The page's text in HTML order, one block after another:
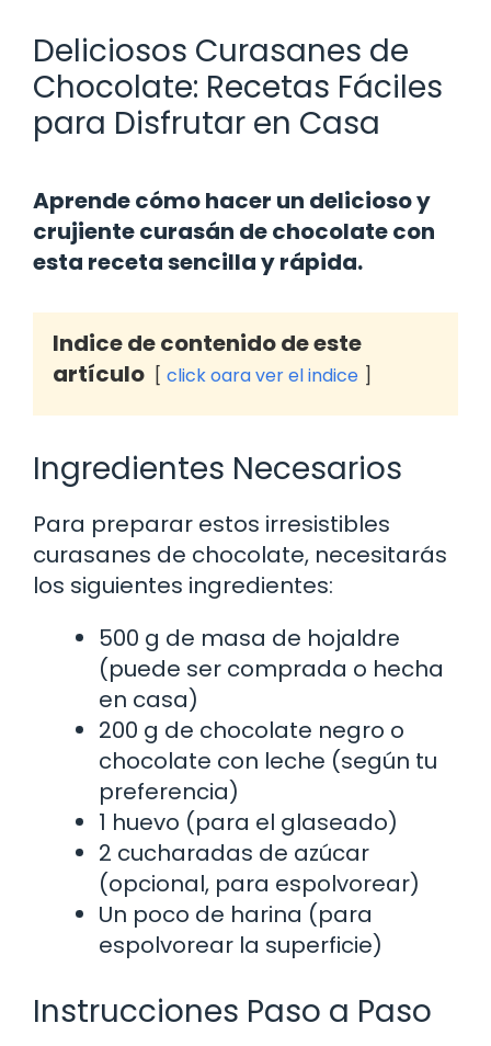
Deliciosos Curasanes de
Chocolate: Recetas Fáciles
para Disfrutar en Casa
Aprende cómo hacer un delicioso y
crujiente curasán de chocolate con
esta receta sencilla y rápida.
Indice de contenido de este
artículo
click oara ver el indice
Ingredientes Necesarios
Para preparar estos irresistibles
curasanes de chocolate, necesitarás
los siguientes ingredientes:
500 g de masa de hojaldre
(puede ser comprada o hecha
en casa)
200 g de chocolate negro o
chocolate con leche (según tu
preferencia)
1 huevo (para el glaseado)
2 cucharadas de azúcar
(opcional, para espolvorear)
Un poco de harina (para
espolvorear la superficie)
Instrucciones Paso a Paso